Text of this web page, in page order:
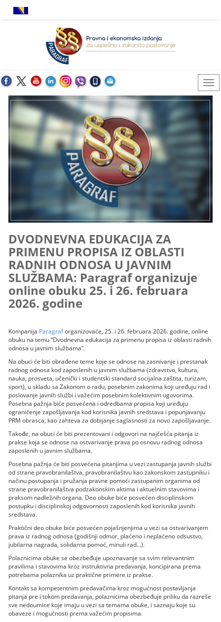
DVODNEVNA EDUKACIJA ZA
PRIMENU PROPISA IZ OBLASTI
RADNIH ODNOSA U JAVNIM
SLUŽBAMA: Paragraf organizuje
online obuku 25. i 26. februara
2026. godine
Kompanija Paragraforganizovaće, 25. i 26. februara 2026. godine, online
obuku na temu “Dvodnevna edukacija za primenu propisa iz oblasti radnih
odnosa u javnim službama”.
Na obuci će biti obrađene teme koje se odnose na zasnivanje i prestanak
radnog odnosa kod zaposlenih u javnim službama (zdravstvo, kultura,
nauka, prosveta, učenički i studentski standard socijalna zaštita, turizam,
sport), u skladu sa Zakonom o radu, posebnim zakonima koji uređuju rad i
poslovanje javnih službi i važećim posebnim kolektivnim ugovorima.
Posebna pažnja biće posvećena i odredbama propisa koji uređuju
ograničenje zapošljavanja kod korisnika javnih sredstava i popunjavanju
PRM obrasca, kao zahteva za dobijanje saglasnosti za novo zapošljavanje.
Takođe, na obuci će biti prezentovani i odgovori na najčešća pitanja iz
prakse koja se odnose na ostvarivanje prava po osnovu radnog odnosa
zaposlenih u javnim službama.
Posebna pažnja će biti posvećena pitanjima u vezi zastupanja javnih službi
od strane pravobranilaštva, pravobranilaštvu kao zakonskom zastupniku i
načinu postupanja i pružanja pravne pomoći zastupanim organima od
strane pravobranilaštva podzakonskim aktima i aktuelnim stavovima i
praksom nadležnih organa. Deo obuke biće posvećen disciplinskom
postupku i disciplinskoj odgovornosti zaposlenih kod korisnika javnih
sredstava.
Praktični deo obuke biće posvećen pojašnjenjima u vezi sa ostvarivanjem
prava iz radnog odnosa (godišnji odmor, plaćeno i neplaćeno odsustvo,
jubilarna nagrada, solidarna pomoć, minuli rad…).
Polaznicima obuke se obezbeđuje upoznavanje sa svim relevantnim
pravilima i stavovima kroz instruktivna predavanja, koncipirana prema
potrebama polaznika uz praktične primere iz prakse.
Kontakt sa kompetentnim predavačima kroz mogućnost postavljanja
pitanja pre i tokom predavanja, polaznicima obezbeđuje priliku da razreše
sve nedoumice koje imaju u vezi sa temama obuke, i saznaju koje su
obaveze i mogućnosti prema važećim propisima.